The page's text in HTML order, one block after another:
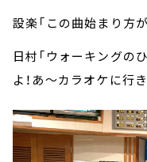
設楽「この曲始まり方が
日村「ウォーキングの
よ！あ～カラオケに行